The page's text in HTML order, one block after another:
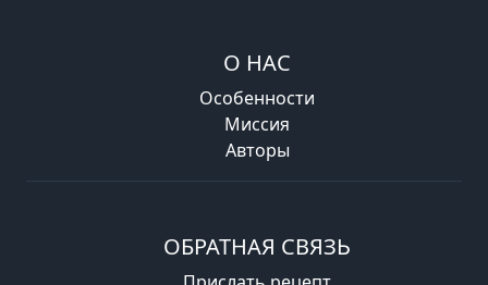
О НАС
Особенности
Миссия
Авторы
ОБРАТНАЯ СВЯЗЬ